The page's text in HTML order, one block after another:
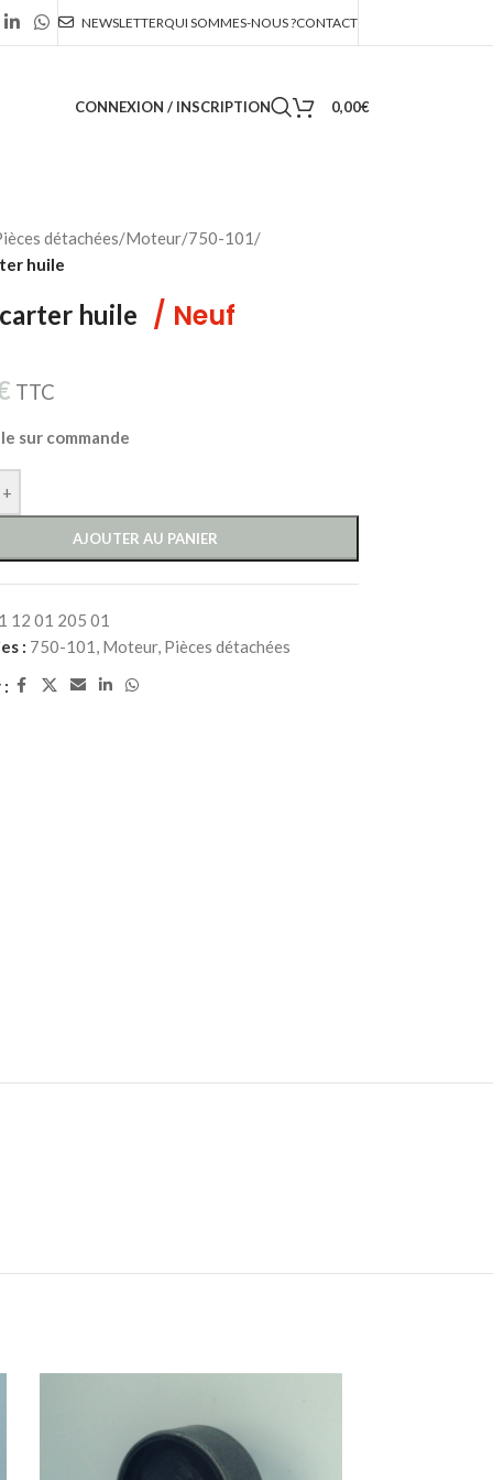
NEWSLETTERQUI SOMMES-NOUS ?CONTACT
CONNEXION / INSCRIPTION 0,00€
détachées/Moteur/750-101 /
huile
huile / Neuf
TTC
sur commande
+
AJOUTER AU PANIER
12 01 205 01
: 750-101 , Moteur, Pièces détachées